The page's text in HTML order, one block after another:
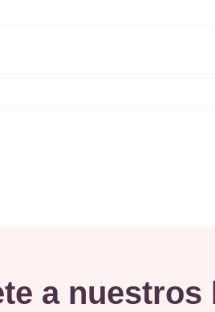
a nuestros